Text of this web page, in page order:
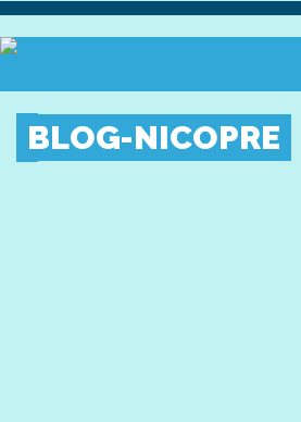
BLOG-NICOPRE